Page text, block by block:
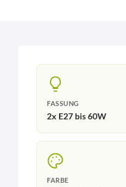
FASSUNG
2x E27 bis 60W
FARBE